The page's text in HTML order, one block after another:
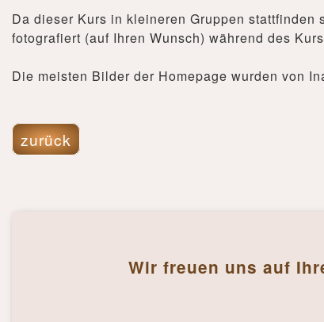
Da dieser Kurs in kleineren Gruppen
fotografiert (auf Ihren Wunsch) während des
Die meisten Bilder der Homepage wurden von
zurück
Wir freuen uns auf